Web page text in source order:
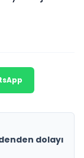
dolayı